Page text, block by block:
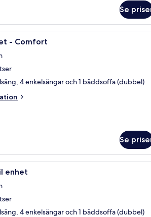
Se
Ett mysigt vardagsrum med
- Comfort
4 enkelsängar och 1 bäddsoffa (dubbel)
Se
Ett kompakt
enhet
4 enkelsängar och 1 bäddsoffa (dubbel)